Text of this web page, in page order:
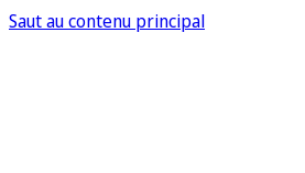
Saut au contenu principal